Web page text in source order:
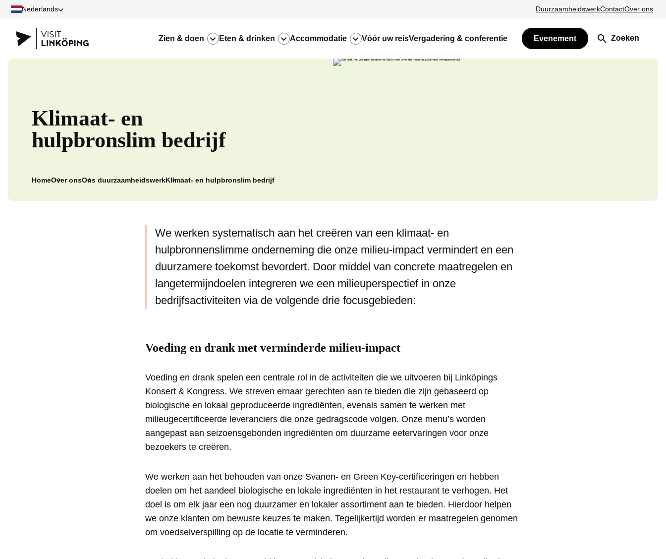
Nederlands DuurzaamheidswerkContactOver ons
Zien & doen Eten & drinken Accommodatie Vóór uw reisVergadering & conferentie Evenement Zoeken
Klimaat- en
hulpbronslim bedrijf
HomeOver onsOns duurzaamheidswerkKlimaat- en hulpbronslim bedrijf
We werken systematisch aan het creëren van een klimaat- en
hulpbronnenslimme onderneming die onze milieu-impact vermindert en een
duurzamere toekomst bevordert. Door middel van concrete maatregelen en
langetermijndoelen integreren we een milieuperspectief in onze
bedrijfsactiviteiten via de volgende drie focusgebieden:
Voeding en drank met verminderde milieu-impact
Voeding en drank spelen een centrale rol in de activiteiten die we uitvoeren bij Linköpings
Konsert & Kongress. We streven ernaar gerechten aan te bieden die zijn gebaseerd op
biologische en lokaal geproduceerde ingrediënten, evenals samen te werken met
milieugecertificeerde leveranciers die onze gedragscode volgen. Onze menu’s worden
aangepast aan seizoensgebonden ingrediënten om duurzame eetervaringen voor onze
bezoekers te creëren.
We werken aan het behouden van onze Svanen- en Green Key-certificeringen en hebben
doelen om het aandeel biologische en lokale ingrediënten in het restaurant te verhogen. Het
doel is om elk jaar een nog duurzamer en lokaler assortiment aan te bieden. Hierdoor helpen
we onze klanten om bewuste keuzes te maken. Tegelijkertijd worden er maatregelen genomen
om voedselverspilling op de locatie te verminderen.